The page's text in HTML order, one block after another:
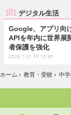
デジタル生活
Google、アプリ向
APIを年内に世界展
者保護を強化
2026.7.31 Fri 13:45
ホーム › 教育・受験 › 中